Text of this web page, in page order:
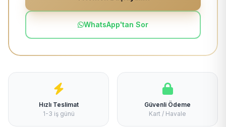
WhatsApp'tan Sor
Hızlı Teslimat
1-3 iş günü
Güvenli Ödeme
Kart / Havale